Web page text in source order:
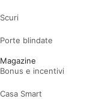
Scuri
Porte blindate
Magazine
Bonus e incentivi
Casa Smart